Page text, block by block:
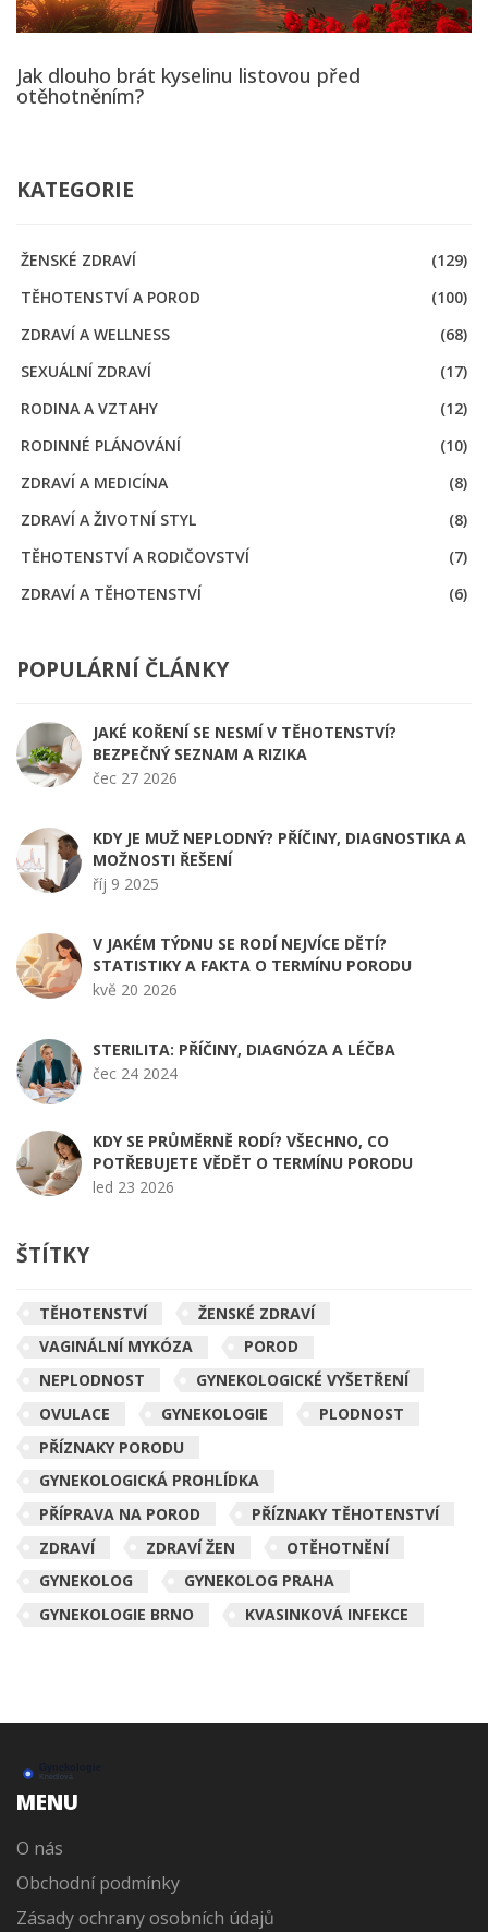
Jak dlouho brát kyselinu listovou před
otěhotněním?
KATEGORIE
ŽENSKÉ ZDRAVÍ
(129)
TĚHOTENSTVÍ A POROD
(100)
ZDRAVÍ A WELLNESS
(68)
SEXUÁLNÍ ZDRAVÍ
(17)
RODINA A VZTAHY
(12)
RODINNÉ PLÁNOVÁNÍ
(10)
ZDRAVÍ A MEDICÍNA
(8)
ZDRAVÍ A ŽIVOTNÍ STYL
(8)
TĚHOTENSTVÍ A RODIČOVSTVÍ
(7)
ZDRAVÍ A TĚHOTENSTVÍ
(6)
POPULÁRNÍ ČLÁNKY
JAKÉ KOŘENÍ SE NESMÍ V TĚHOTENSTVÍ?
BEZPEČNÝ SEZNAM A RIZIKA
čec 27 2026
KDY JE MUŽ NEPLODNÝ? PŘÍČINY, DIAGNOSTIKA A
MOŽNOSTI ŘEŠENÍ
říj 9 2025
V JAKÉM TÝDNU SE RODÍ NEJVÍCE DĚTÍ?
STATISTIKY A FAKTA O TERMÍNU PORODU
kvě 20 2026
STERILITA: PŘÍČINY, DIAGNÓZA A LÉČBA
čec 24 2024
KDY SE PRŮMĚRNĚ RODÍ? VŠECHNO, CO
POTŘEBUJETE VĚDĚT O TERMÍNU PORODU
led 23 2026
ŠTÍTKY
TĚHOTENSTVÍ
ŽENSKÉ ZDRAVÍ
VAGINÁLNÍ MYKÓZA
POROD
NEPLODNOST
GYNEKOLOGICKÉ VYŠETŘENÍ
OVULACE
GYNEKOLOGIE
PLODNOST
PŘÍZNAKY PORODU
GYNEKOLOGICKÁ PROHLÍDKA
PŘÍPRAVA NA POROD
PŘÍZNAKY TĚHOTENSTVÍ
ZDRAVÍ
ZDRAVÍ ŽEN
OTĚHOTNĚNÍ
GYNEKOLOG
GYNEKOLOG PRAHA
GYNEKOLOGIE BRNO
KVASINKOVÁ INFEKCE
MENU
O nás
Obchodní podmínky
Zásady ochrany osobních údajů